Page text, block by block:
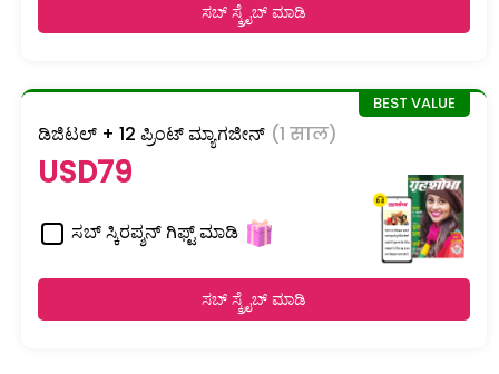
ಸಬ್ ಸ್ಕ್ರೈಬ್ ಮಾಡಿ
ಡಿಜಿಟಲ್ + 12 ಪ್ರಿಂಟ್ ಮ್ಯಾಗಜೀನ್ (1 साल)
USD79
ಸಬ್ ಸ್ಕಿರಪ್ಶನ್ ಗಿಫ್ಟ್ ಮಾಡಿ
ಸಬ್ ಸ್ಕ್ರೈಬ್ ಮಾಡಿ